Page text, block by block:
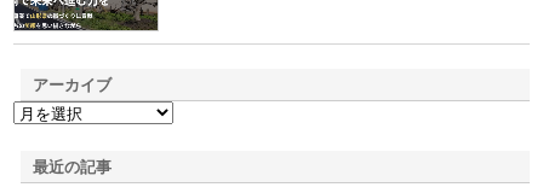
アーカイブ
最近の記事